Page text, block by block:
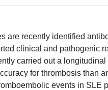
are recently identified
clinical and pathogenic
carried out a
for thrombosis than
events in SLE